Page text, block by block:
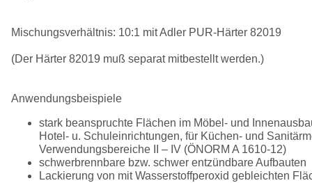
Mischungsverhältnis: 10:1 mit Adler PUR-Härter 82019
(Der Härter 82019 muß separat mitbestellt werden.)
Anwendungsbeispiele
stark beanspruchte Flächen im Möbel- und
Hotel- u. Schuleinrichtungen, für Küchen- und
Verwendungsbereiche II – IV (ÖNORM A 1610-12)
schwerbrennbare bzw. schwer entzündbare Aufbauten
Lackierung von mit Wasserstoffperoxid gebleichten